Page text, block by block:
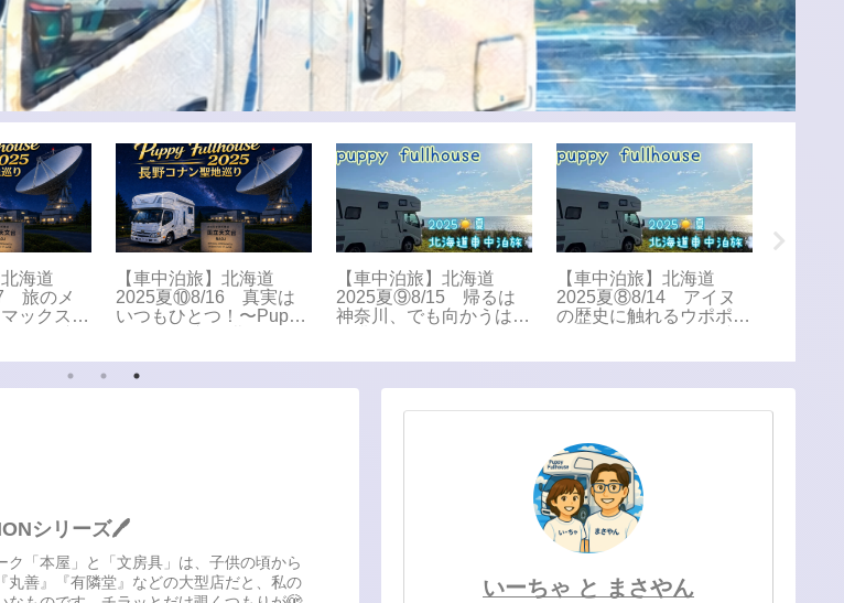
海道
旅のメ
ックス
【車中泊旅】北海道
2025夏⑩8/16 真実は
いつもひとつ！〜Puppy
【車中泊旅】北海道
2025夏⑨8/15 帰るは
神奈川、でも向かうは新
【車中泊旅】北海道
2025夏⑧8/14 アイヌ
の歴史に触れるウポポ
シリーズ🖊️
ク「本屋」と「文房具」は、子供の頃から
丸善』『有隣堂』などの大型店だと、私の
いーちゃ と まさやん